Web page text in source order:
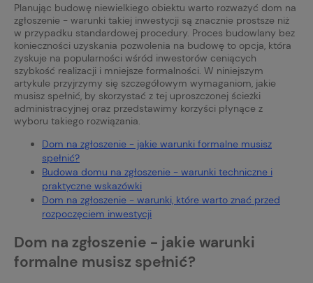
Planując budowę niewielkiego obiektu warto rozważyć dom na
zgłoszenie - warunki takiej inwestycji są znacznie prostsze niż
w przypadku standardowej procedury. Proces budowlany bez
konieczności uzyskania pozwolenia na budowę to opcja, która
zyskuje na popularności wśród inwestorów ceniących
szybkość realizacji i mniejsze formalności. W niniejszym
artykule przyjrzymy się szczegółowym wymaganiom, jakie
musisz spełnić, by skorzystać z tej uproszczonej ścieżki
administracyjnej oraz przedstawimy korzyści płynące z
wyboru takiego rozwiązania.
Dom na zgłoszenie - jakie warunki formalne musisz
spełnić?
Budowa domu na zgłoszenie - warunki techniczne i
praktyczne wskazówki
Dom na zgłoszenie - warunki, które warto znać przed
rozpoczęciem inwestycji
Dom na zgłoszenie - jakie warunki
formalne musisz spełnić?